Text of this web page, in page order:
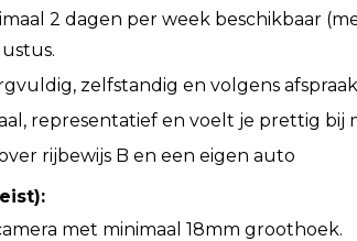
2 dagen per week beschikbaar
zelfstandig en volgens afspraak
representatief en voelt je prettig bij
rijbewijs B en een eigen auto
met minimaal 18mm groothoek.